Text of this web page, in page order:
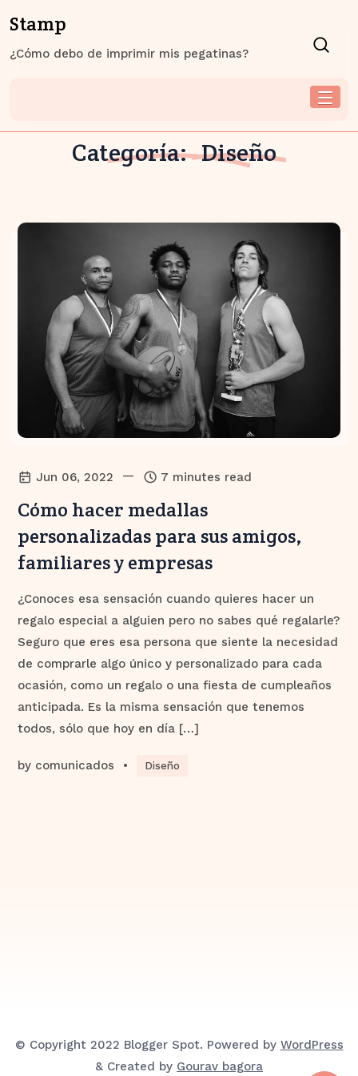
to
content
Stamp
¿Cómo debo de imprimir mis pegatinas?
Categoría: Diseño
Jun 06, 2022 — 7 minutes read
Cómo hacer medallas
personalizadas para sus amigos,
familiares y empresas
¿Conoces esa sensación cuando quieres hacer un
regalo especial a alguien pero no sabes qué regalarle?
Seguro que eres esa persona que siente la necesidad
de comprarle algo único y personalizado para cada
ocasión, como un regalo o una fiesta de cumpleaños
anticipada. Es la misma sensación que tenemos
todos, sólo que hoy en día […]
by comunicados • Diseño
© Copyright 2022 Blogger Spot. Powered by WordPress
& Created by Gourav bagora